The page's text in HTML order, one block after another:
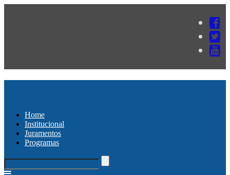
Home
Institucional
Juramentos
Programas